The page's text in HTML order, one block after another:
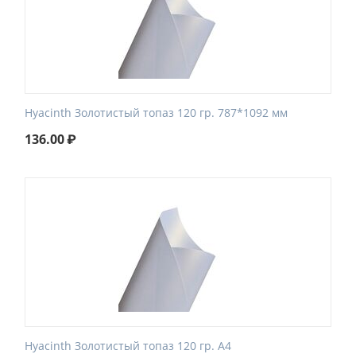
Hyacinth Золотистый топаз 120 гр. 787*1092 мм
136.00₽
Hyacinth Золотистый топаз 120 гр. A4